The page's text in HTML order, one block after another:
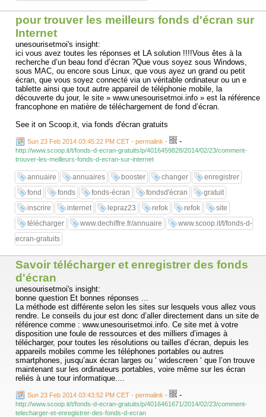
pour trouver les meilleurs fonds d'écran sur
Internet
unesourisetmoi's insight:
ici vous avez toutes les réponses et LA solution !!!!Vous êtes à la
recherche d’un beau fond d’écran ?Que vous soyez sous Windows,
sous MAC, ou encore sous Linux, que vous ayez un grand ou petit
écran, que vous soyez connecté via un véritable ordinateur ou un e
tablette ainsi que tout autre appareil de téléphonie mobile, la
découverte du jour, le site » www.unesourisetmoi.info » est la référence
francophone en matière de téléchargement de fond d’écran.
See it on Scoop.it, via fonds d'écran gratuits
Sun 23 Feb 2014 03:45:22 PM CET - permalink - -
http://www.scoop.it/t/fonds-d-ecran-gratuits/p/4016459828/2014/02/23/comment-
trouver-les-meilleurs-fonds-d-ecran-sur-internet
annuaire annuaires booster changer
enregistrer
fond
fonds fonds-écran fondsd'écran
gratuit
inscrire
internet lepraz23 refok refok
site
télécharger
www.dechiffre.fr/annuaire
www.scoop.it/t/fonds-d-
ecran-gratuits
Savoir télécharger et enregistrer des fonds
d'écran
unesourisetmoi's insight:
bonne question Et bonnes réponses ...
La méthode est différente selon les sites sur lesquels vous allez vous
rendre. Le conseils du jour est donc d’aller directement dans un site de
référence comme : www.unesourisetmoi.info. Ce site met à votre
disposition une foule de ressources et des milliers d’images à
télécharger, pour toutes les résolutions ou tailles d’écran, depuis les
appareils mobiles comme les téléphones portables ou autres
smartphones, jusqu’aux écran larges ou ‘ widescreen ‘ que l’on trouve
maintenant sur les ordinateurs portables, voire même sur les écran
reliés à une tour informatique....
Sun 23 Feb 2014 03:43:52 PM CET - permalink - -
http://www.scoop.it/t/fonds-d-ecran-gratuits/p/4016461671/2014/02/23/comment-
telecharger-et-enregistrer-des-fonds-d-ecran